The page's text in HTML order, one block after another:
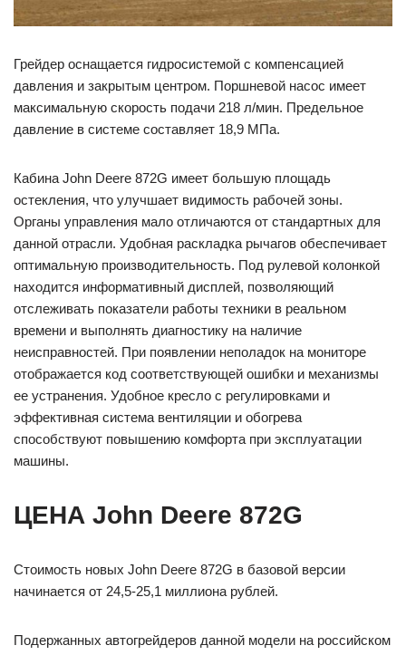
Грейдер оснащается гидросистемой с компенсацией
давления и закрытым центром. Поршневой насос имеет
максимальную скорость подачи 218 л/мин. Предельное
давление в системе составляет 18,9 МПа.
Кабина John Deere 872G имеет большую площадь
остекления, что улучшает видимость рабочей зоны.
Органы управления мало отличаются от стандартных для
данной отрасли. Удобная раскладка рычагов обеспечивает
оптимальную производительность. Под рулевой колонкой
находится информативный дисплей, позволяющий
отслеживать показатели работы техники в реальном
времени и выполнять диагностику на наличие
неисправностей. При появлении неполадок на мониторе
отображается код соответствующей ошибки и механизмы
ее устранения. Удобное кресло с регулировками и
эффективная система вентиляции и обогрева
способствуют повышению комфорта при эксплуатации
машины.
ЦЕНА John Deere 872G
Стоимость новых John Deere 872G в базовой версии
начинается от 24,5-25,1 миллиона рублей.
Подержанных автогрейдеров данной модели на российском